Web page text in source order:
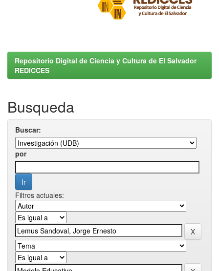
Repositorio Digital de Ciencia y Cultura de El Salvador
REDICCES
Busqueda
Buscar:
por
Filtros actuales: